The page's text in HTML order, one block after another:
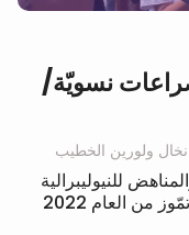
نسويّة/
ولورين الخطيب
للنيوليبرالية
العام 2022